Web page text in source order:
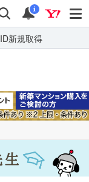
検索 通知
i
ID新規取得
キーワードで
質問を探す